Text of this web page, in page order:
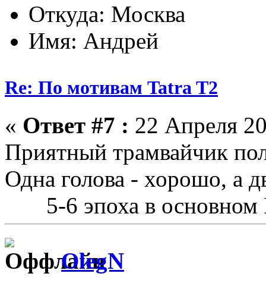
Откуда: Москва
Имя: Андрей
Re: По мотивам Tatra T2
« Ответ #7 : 22 Апреля
Приятный трамвайчик
Одна голова - хорошо, а
5-6 эпоха в основном
OlegN